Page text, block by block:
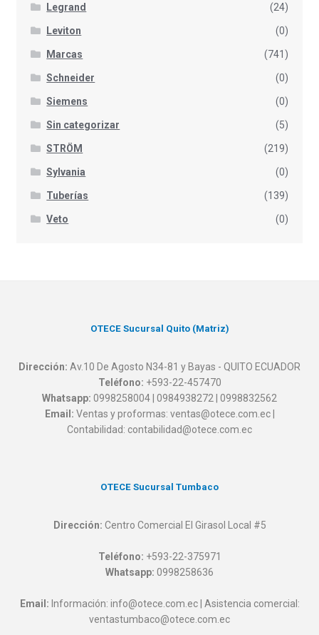
Legrand (24)
Leviton (0)
Marcas (741)
Schneider (0)
Siemens (0)
Sin categorizar (5)
STRÖM (219)
Sylvania (0)
Tuberías (139)
Veto (0)
OTECE Sucursal Quito (Matriz)
Dirección: Av.10 De Agosto N34-81 y Bayas - QUITO ECUADOR
Teléfono: +593-22-457470
Whatsapp: 0998258004 | 0984938272 | 0998832562
Email: Ventas y proformas: ventas@otece.com.ec |
Contabilidad: contabilidad@otece.com.ec
OTECE Sucursal Tumbaco
Dirección: Centro Comercial El Girasol Local #5
Teléfono: +593-22-375971
Whatsapp: 0998258636
Email: Información: info@otece.com.ec | Asistencia comercial:
ventastumbaco@otece.com.ec